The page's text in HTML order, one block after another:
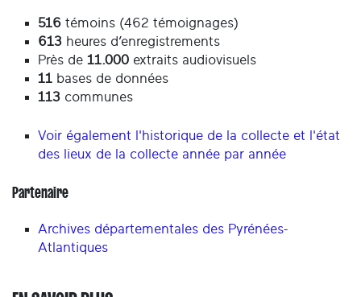
516 témoins (462 témoignages)
613 heures d’enregistrements
Près de 11.000 extraits audiovisuels
11 bases de données
113 communes
Voir également l'historique de la collecte et l'état
des lieux de la collecte année par année
Partenaire
Archives départementales des Pyrénées-
Atlantiques